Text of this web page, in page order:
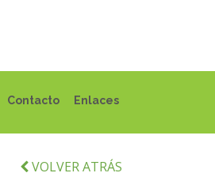
Contacto Enlaces
VOLVER ATRÁS